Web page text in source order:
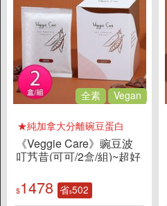
素易購LINE社群
聯絡我們
上架提案
全素 Vegan
★純加拿大分離碗豆蛋白
《Veggie Care》豌豆波
叮艿昔(可可/2盒/組)~超好
$1478 省$502